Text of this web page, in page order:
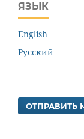
ЯЗЫК
English
Русский
ОТПРАВИТЬ